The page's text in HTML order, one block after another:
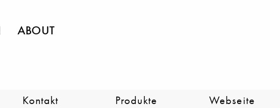
ABOUT
Kontakt Produkte Webseite